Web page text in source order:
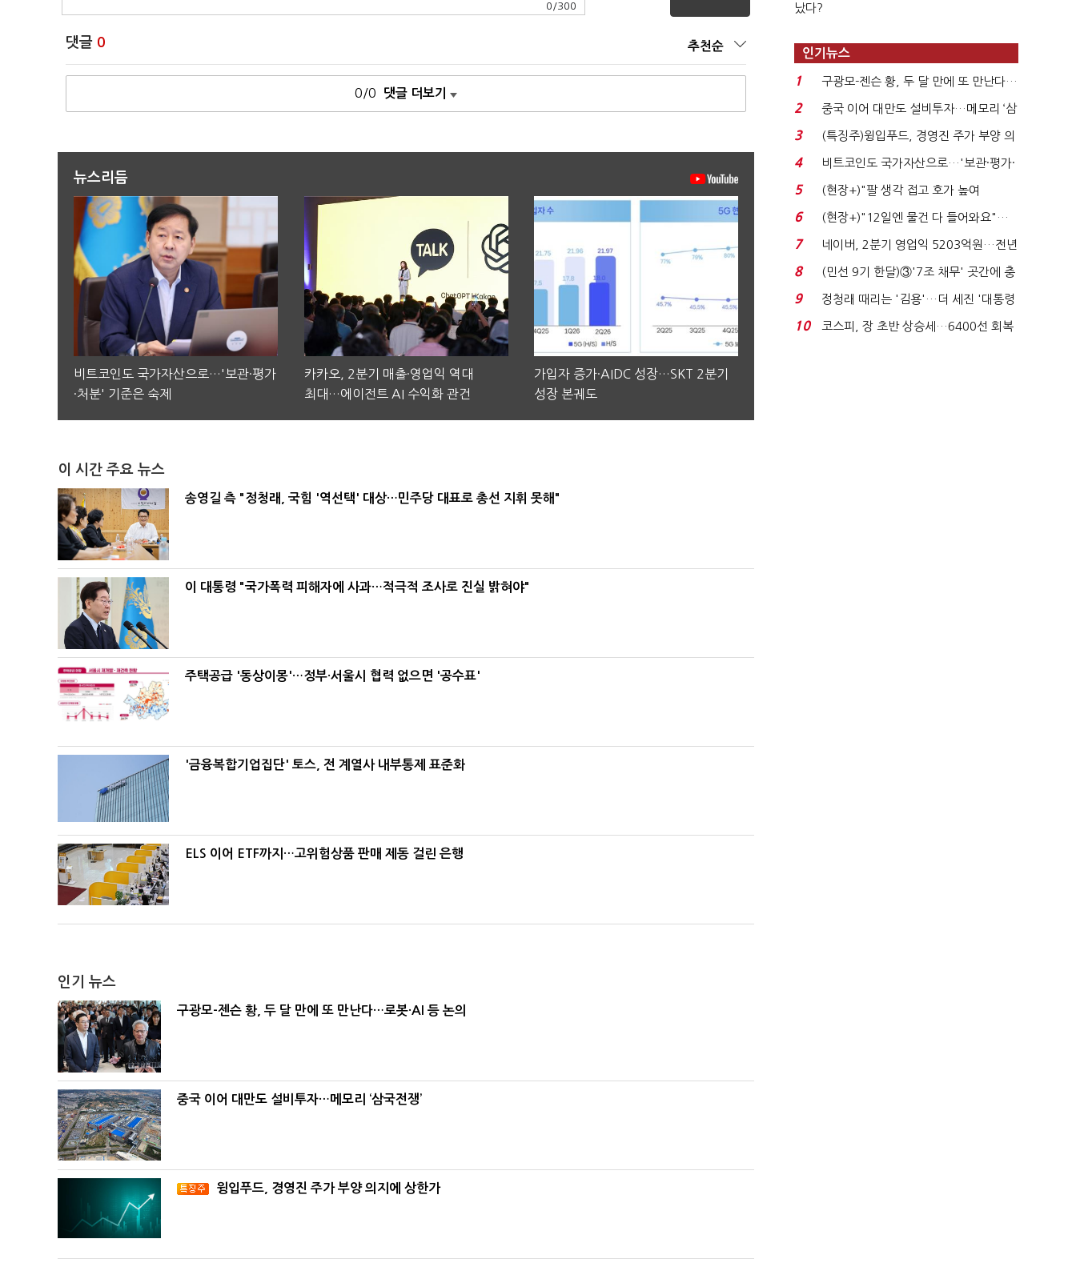
0 /300
댓글 0 추천순
0/0 댓글 더보기
뉴스리듬
비트코인도 국가자산으로…'보관·평가
·처분' 기준은 숙제
카카오, 2분기 매출·영업익 역대
최대…에이전트 AI 수익화 관건
가입자 증가·AIDC 성장…SKT 2분기
성장 본궤도
이 시간 주요 뉴스
송영길 측 "정청래, 국힘 '역선택' 대상…민주당 대표로 총선 지휘 못해"
이 대통령 "국가폭력 피해자에 사과…적극적 조사로 진실 밝혀야"
주택공급 '동상이몽'…정부·서울시 협력 없으면 '공수표'
'금융복합기업집단' 토스, 전 계열사 내부통제 표준화
ELS 이어 ETF까지…고위험상품 판매 제동 걸린 은행
인기 뉴스
구광모-젠슨 황, 두 달 만에 또 만난다…로봇·AI 등 논의
중국 이어 대만도 설비투자…메모리 ‘삼국전쟁’
윙입푸드, 경영진 주가 부양 의지에 상한가
났다?
인기뉴스
1
구광모-젠슨 황, 두 달 만에 또 만난다…
로봇·AI 등 논...
2
중국 이어 대만도 설비투자…메모리 ‘삼
국전쟁’
3
(특징주)윙입푸드, 경영진 주가 부양 의
지에 상한가...
4
비트코인도 국가자산으로…'보관·평가·
처분' 기준은 ...
5
(현장+)"팔 생각 접고 호가 높여
요"…'덜 똘똘한 한 채' 20...
6
(현장+)"12일엔 물건 다 들어와요"…
빈 매대 채우며 문 연 ...
7
네이버, 2분기 영업익 5203억원…전년
비 0.2% 감소...
8
(민선 9기 한달)③'7조 채무' 곳간에 충
격…추미애, 20년...
9
정청래 때리는 '김용'…더 세진 '대통령
최측근' 입...
10
코스피, 장 초반 상승세…6400선 회복